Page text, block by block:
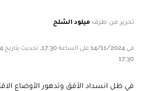
تحرير من طرف ميلود الشلح
17:30
في ظل انسداد الأفق وتدهور الأوضاع